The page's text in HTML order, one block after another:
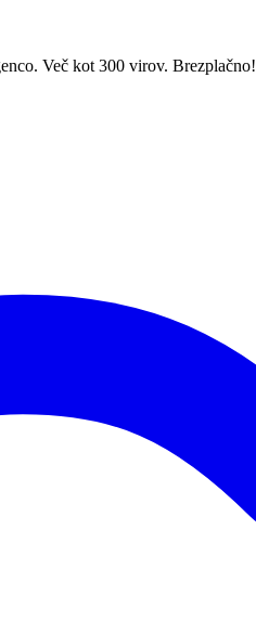
Več kot 300 virov. Brezplačno!